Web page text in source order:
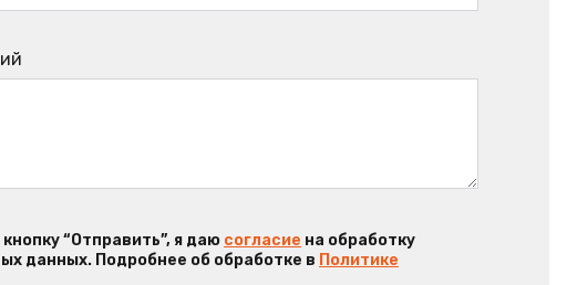
“Отправить”, я даю согласие на обработку
данных. Подробнее об обработке в Политике